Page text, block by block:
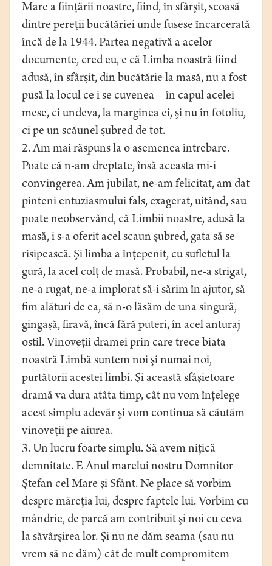
Mare a fiinţării noastre, fiind, în sfârşit, scoasă
dintre pereţii bucătăriei unde fusese încarcerată
încă de la 1944. Partea negativă a acelor
documente, cred eu, e că Limba noastră fiind
adusă, în sfârşit, din bucătărie la masă, nu a fost
pusă la locul ce i se cuvenea – în capul acelei
mese, ci undeva, la marginea ei, şi nu în fotoliu,
ci pe un scăunel şubred de tot.
2. Am mai răspuns la o asemenea întrebare.
Poate că n-am dreptate, însă aceasta mi-i
convingerea. Am jubilat, ne-am felicitat, am dat
pinteni entuziasmului fals, exagerat, uitând, sau
poate neobservând, că Limbii noastre, adusă la
masă, i s-a oferit acel scaun şubred, gata să se
risipească. Şi limba a înţepenit, cu sufletul la
gură, la acel colţ de masă. Probabil, ne-a strigat,
ne-a rugat, ne-a implorat să-i sărim în ajutor, să
fim alături de ea, să n-o lăsăm de una singură,
gingaşă, firavă, încă fără puteri, în acel anturaj
ostil. Vinoveţii dramei prin care trece biata
noastră Limbă suntem noi şi numai noi,
purtătorii acestei limbi. Şi această sfâşietoare
dramă va dura atâta timp, cât nu vom înţelege
acest simplu adevăr şi vom continua să căutăm
vinoveţii pe aiurea.
3. Un lucru foarte simplu. Să avem niţică
demnitate. E Anul marelui nostru Domnitor
Ştefan cel Mare şi Sfânt. Ne place să vorbim
despre măreţia lui, despre faptele lui. Vorbim cu
mândrie, de parcă am contribuit şi noi cu ceva
la săvârşirea lor. Şi nu ne dăm seama (sau nu
vrem să ne dăm) cât de mult compromitem